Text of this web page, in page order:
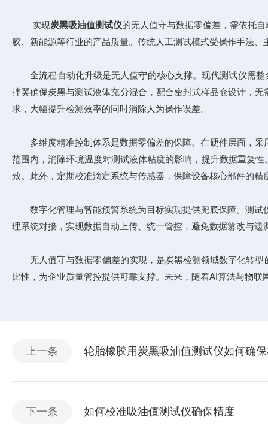
实现炭黑吸油值测试仪的无人值守与数据零偏差，需依托
胶、新能源等行业的产品质量。传统人工测试模式受操作手法
全流程自动化升级是无人值守的核心支撑。现代测试仪需整
拌翼确保炭黑与测试液体充分混合，配合密封式样品仓设计，
求，大幅提升检测效率的同时消除人为操作误差。
多维度精准控制体系是数据零偏差的保障。在硬件层面，采
范围内，消除环境温度对测试液体粘度的影响，提升数据重复
致。此外，定期校准滴定系统与传感器，保障设备核心部件的
数字化管理与智能预警系统为目标实现提供兜底保障。测试
理系统对接，实现数据自动上传、统一管控，避免数据篡改与
无人值守与数据零偏差的实现，是炭黑检测领域数字化转型
比性，为企业质量管控提供可靠支撑。未来，随着AI算法与物
上一条 轮胎橡胶用炭黑吸油值测试仪如何确
下一条 如何校准吸油值测试仪确保精度